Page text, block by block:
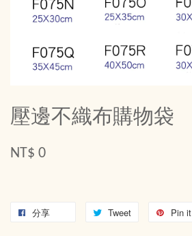
壓邊不織布購物袋
NT$ 0
分享 Tweet Pin it